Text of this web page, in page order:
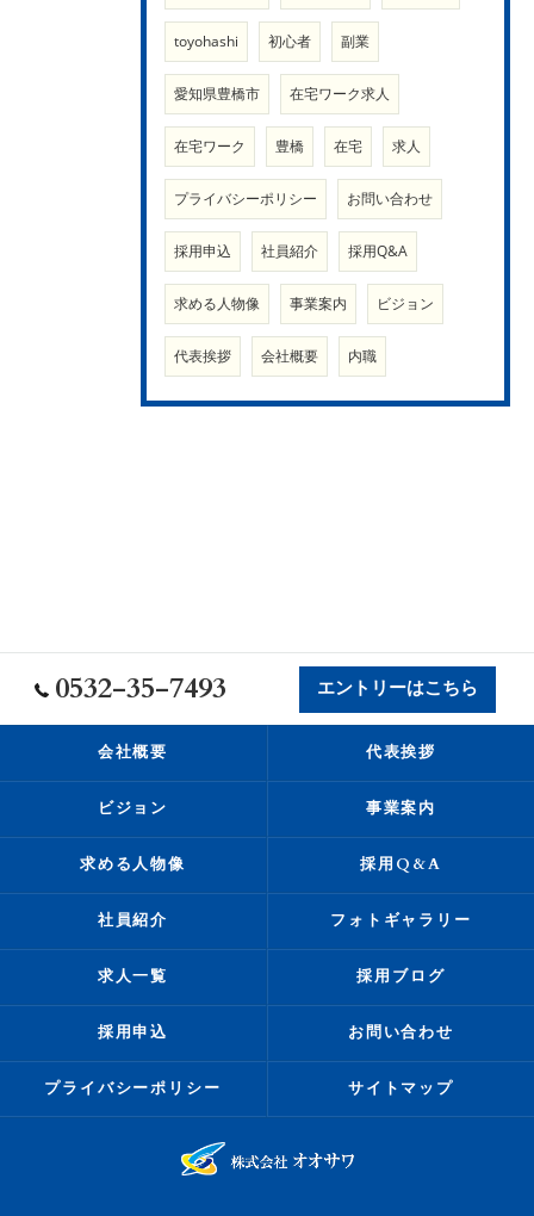
toyohashi 初心者 副業
愛知県豊橋市 在宅ワーク求人
在宅ワーク 豊橋 在宅 求人
プライバシーポリシー お問い合わせ
採用申込 社員紹介 採用Q&A
求める人物像 事業案内 ビジョン
代表挨拶 会社概要 内職
0532-35-7493 エントリーはこちら
会社概要 代表挨拶
ビジョン 事業案内
求める人物像 採用Q&A
社員紹介 フォトギャラリー
求人一覧 採用ブログ
採用申込 お問い合わせ
プライバシーポリシー サイトマップ